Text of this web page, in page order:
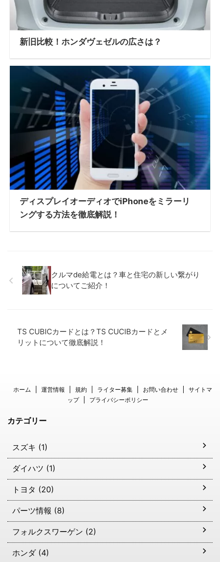
新旧比較！ホンダヴェゼルの広さは？
ディスプレイオーディオでiPhoneをミラーリ
ングする方法を徹底解説！
クルマde給電とは？車と住宅の新しい繋がり
についてご紹介！
TS CUBICカードとは？TS CUCIBカードとメ
リットについて徹底解説！
ホーム 運営情報 規約 ライター募集 お問い合わせ
サイトマ
ップ
プライバシーポリシー
カテゴリー
スズキ (1)
ダイハツ (1)
トヨタ (20)
パーツ情報 (8)
フォルクスワーゲン (2)
ホンダ (4)